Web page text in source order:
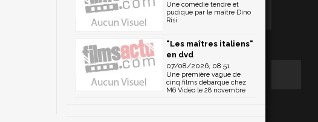
Une comédie tendre et
pudique par le maître Dino
Risi
"Les maîtres italiens"
en dvd
07/08/2026, 08:51
Une première vague de
cinq films débarque chez
M6 Vidéo le 28 novembre